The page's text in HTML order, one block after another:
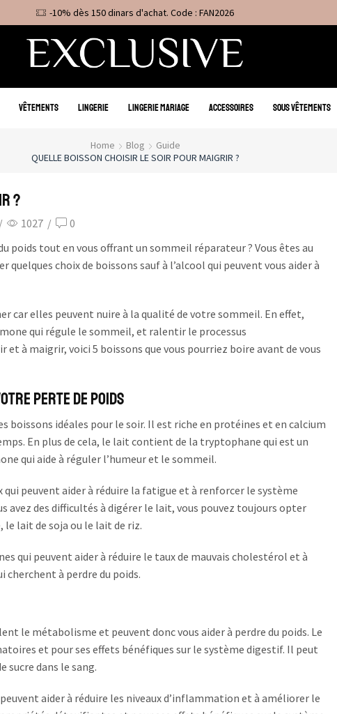
-10% dès 150 dinars d'achat. Code : FAN2026
VÊTEMENTS LINGERIE LINGERIE MARIAGE ACCESSOIRES SOUS VÊTEMENTS
Home Blog
Guide
QUELLE BOISSON CHOISIR LE SOIR POUR MAIGRIR ?
?
/ 1027 /
0
poids tout en vous offrant un sommeil réparateur ? Vous êtes au
choix de boissons sauf à l’alcool qui peuvent vous aider à
car elles peuvent nuire à la qualité de votre sommeil. En effet,
qui régule le sommeil, et ralentir le processus
et à maigrir, voici 5 boissons que vous pourriez boire avant de vous
perte de poids
boissons idéales pour le soir. Il est riche en protéines et en calcium
En plus de cela, le lait contient de la tryptophane qui est un
qui aide à réguler l’humeur et le sommeil.
peuvent aider à réduire la fatigue et à renforcer le système
avez des difficultés à digérer le lait, vous pouvez toujours opter
le lait de soja ou le lait de riz.
qui peuvent aider à réduire le taux de mauvais cholestérol et à
à perdre du poids.
le métabolisme et peuvent donc vous aider à perdre du poids. Le
et pour ses effets bénéfiques sur le système digestif. Il peut
sucre dans le sang.
aider à réduire les niveaux d’inflammation et à améliorer le